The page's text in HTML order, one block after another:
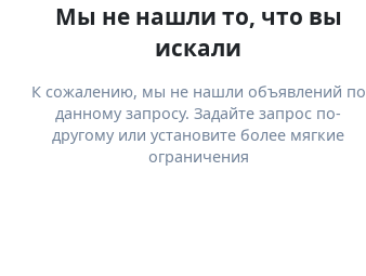
Мы не нашли то, что вы
искали
К сожалению, мы не нашли объявлений по
данному запросу. Задайте запрос по-
другому или установите более мягкие
ограничения